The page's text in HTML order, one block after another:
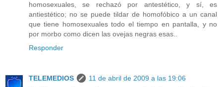
homosexuales, se rechazó por antestético, y sí, es
antiestético; no se puede tildar de homofóbico a un canal
que tiene homosexuales todo el tiempo en pantalla, y no
por morbo como dicen las ovejas negras esas..
Responder
TELEMEDIOS
11 de abril de 2009 a las 19:06